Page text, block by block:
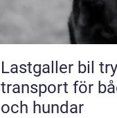
Lastgaller bil tryggare
transport för
och hundar